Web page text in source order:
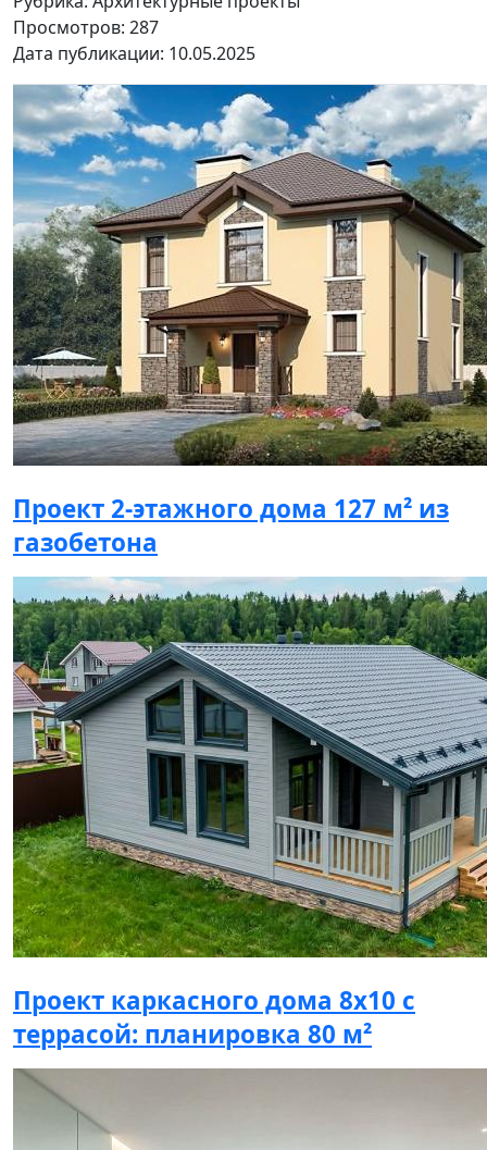
Просмотров: 287
Дата публикации: 10.05.2025
Проект 2-этажного дома 127 м² из
газобетона
Проект каркасного дома 8х10 с
террасой: планировка 80 м²